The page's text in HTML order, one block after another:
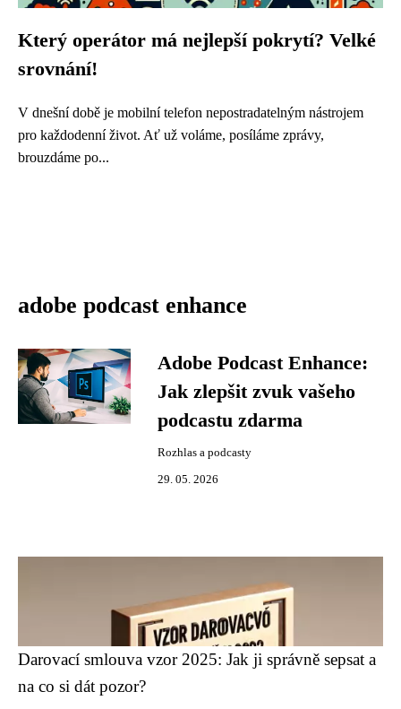
Který operátor má nejlepší pokrytí? Velké
srovnání!
V dnešní době je mobilní telefon nepostradatelným nástrojem
pro každodenní život. Ať už voláme, posíláme zprávy,
brouzdáme po...
adobe podcast enhance
Adobe Podcast Enhance:
Jak zlepšit zvuk vašeho
podcastu zdarma
Rozhlas a podcasty
29. 05. 2026
Darovací smlouva vzor 2025: Jak ji správně sepsat a
na co si dát pozor?